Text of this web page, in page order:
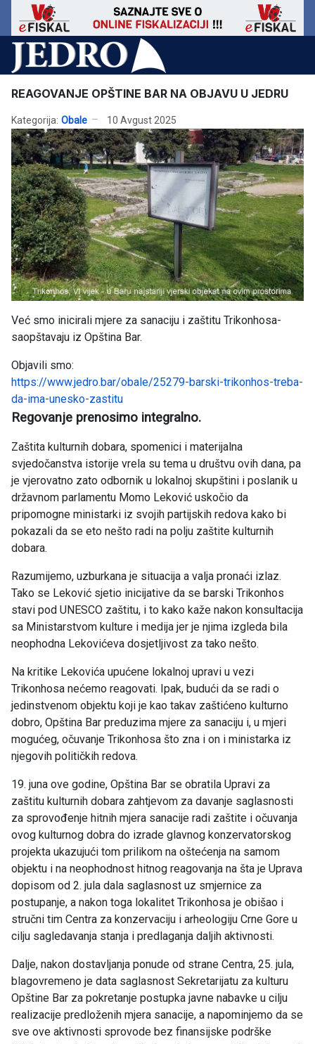
REAGOVANJE OPŠTINE BAR NA OBJAVU U JEDRU
Kategorija: Obale 10 Avgust 2025
Već smo inicirali mjere za sanaciju i zaštitu Trikonhosa-
saopštavaju iz Opština Bar.
Objavili smo:
https://www.jedro.bar/obale/25279-barski-trikonhos-treba-
da-ima-unesko-zastitu
Regovanje prenosimo integralno.
Zaštita kulturnih dobara, spomenici i materijalna
svjedočanstva istorije vrela su tema u društvu ovih dana, pa
je vjerovatno zato odbornik u lokalnoj skupštini i poslanik u
državnom parlamentu Momo Leković uskočio da
pripomogne ministarki iz svojih partijskih redova kako bi
pokazali da se eto nešto radi na polju zaštite kulturnih
dobara.
Razumijemo, uzburkana je situacija a valja pronaći izlaz.
Tako se Leković sjetio inicijative da se barski Trikonhos
stavi pod UNESCO zaštitu, i to kako kaže nakon konsultacija
sa Ministarstvom kulture i medija jer je njima izgleda bila
neophodna Lekovićeva dosjetljivost za tako nešto.
Na kritike Lekovića upućene lokalnoj upravi u vezi
Trikonhosa nećemo reagovati. Ipak, budući da se radi o
jedinstvenom objektu koji je kao takav zaštićeno kulturno
dobro, Opština Bar preduzima mjere za sanaciju i, u mjeri
mogućeg, očuvanje Trikonhosa što zna i on i ministarka iz
njegovih političkih redova.
19. juna ove godine, Opština Bar se obratila Upravi za
zaštitu kulturnih dobara zahtjevom za davanje saglasnosti
za sprovođenje hitnih mjera sanacije radi zaštite i očuvanja
ovog kulturnog dobra do izrade glavnog konzervatorskog
projekta ukazujući tom prilikom na oštećenja na samom
objektu i na neophodnost hitnog reagovanja na šta je Uprava
dopisom od 2. jula dala saglasnost uz smjernice za
postupanje, a nakon toga lokalitet Trikonhosa je obišao i
stručni tim Centra za konzervaciju i arheologiju Crne Gore u
cilju sagledavanja stanja i predlaganja daljih aktivnosti.
Dalje, nakon dostavljanja ponude od strane Centra, 25. jula,
blagovremeno je data saglasnost Sekretarijatu za kulturu
Opštine Bar za pokretanje postupka javne nabavke u cilju
realizacije predloženih mjera sanacije, a napominjemo da se
sve ove aktivnosti sprovode bez finansijske podrške